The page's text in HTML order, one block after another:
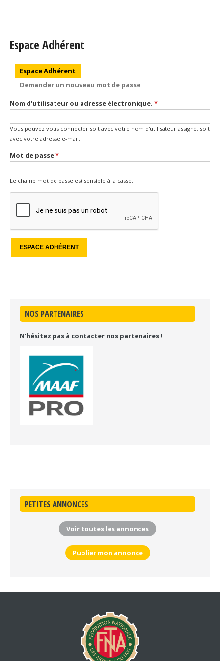
Espace Adhérent
Onglets principaux
Espace Adhérent
Demander un nouveau mot de passe
Nom d'utilisateur ou adresse électronique. *
Vous pouvez vous connecter soit avec votre nom d'utilisateur assigné, soit
avec votre adresse e-mail.
Mot de passe*
Le champ mot de passe est sensible à la casse.
NOS PARTENAIRES
N'hésitez pas à contacter nos partenaires !
PETITES ANNONCES
Voir toutes les annonces
Publier mon annonce